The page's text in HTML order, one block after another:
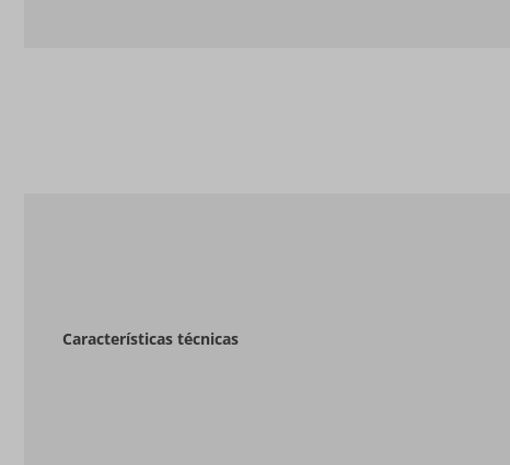
Características técnicas